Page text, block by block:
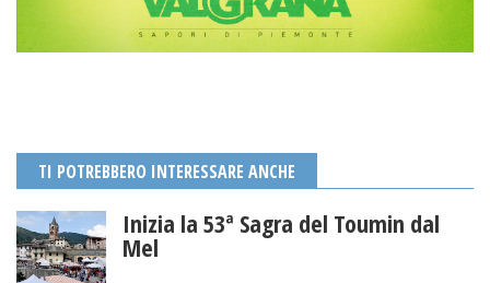
TI POTREBBERO INTERESSARE ANCHE
Inizia la 53ª Sagra del Toumin dal
Mel